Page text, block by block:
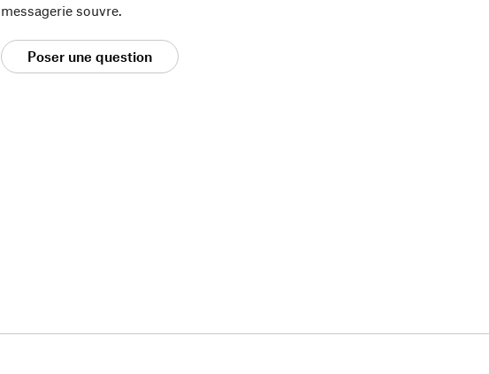
messagerie souvre.
Poser une question